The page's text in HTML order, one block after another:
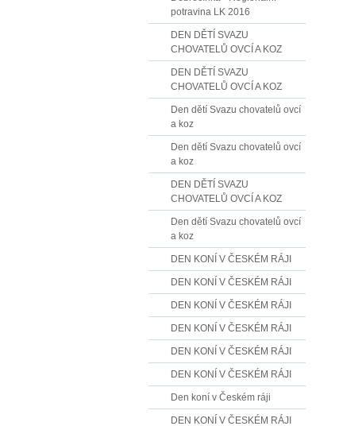
potravina LK 2016
DEN DĚTÍ SVAZU
CHOVATELŮ OVCÍ A KOZ
DEN DĚTÍ SVAZU
CHOVATELŮ OVCÍ A KOZ
Den dětí Svazu chovatelů ovcí
a koz
Den dětí Svazu chovatelů ovcí
a koz
DEN DĚTÍ SVAZU
CHOVATELŮ OVCÍ A KOZ
Den dětí Svazu chovatelů ovcí
a koz
DEN KONÍ V ČESKÉM RÁJI
DEN KONÍ V ČESKÉM RÁJI
DEN KONÍ V ČESKÉM RÁJI
DEN KONÍ V ČESKÉM RÁJI
DEN KONÍ V ČESKÉM RÁJI
DEN KONÍ V ČESKÉM RÁJI
Den koní v Českém ráji
DEN KONÍ V ČESKÉM RÁJI